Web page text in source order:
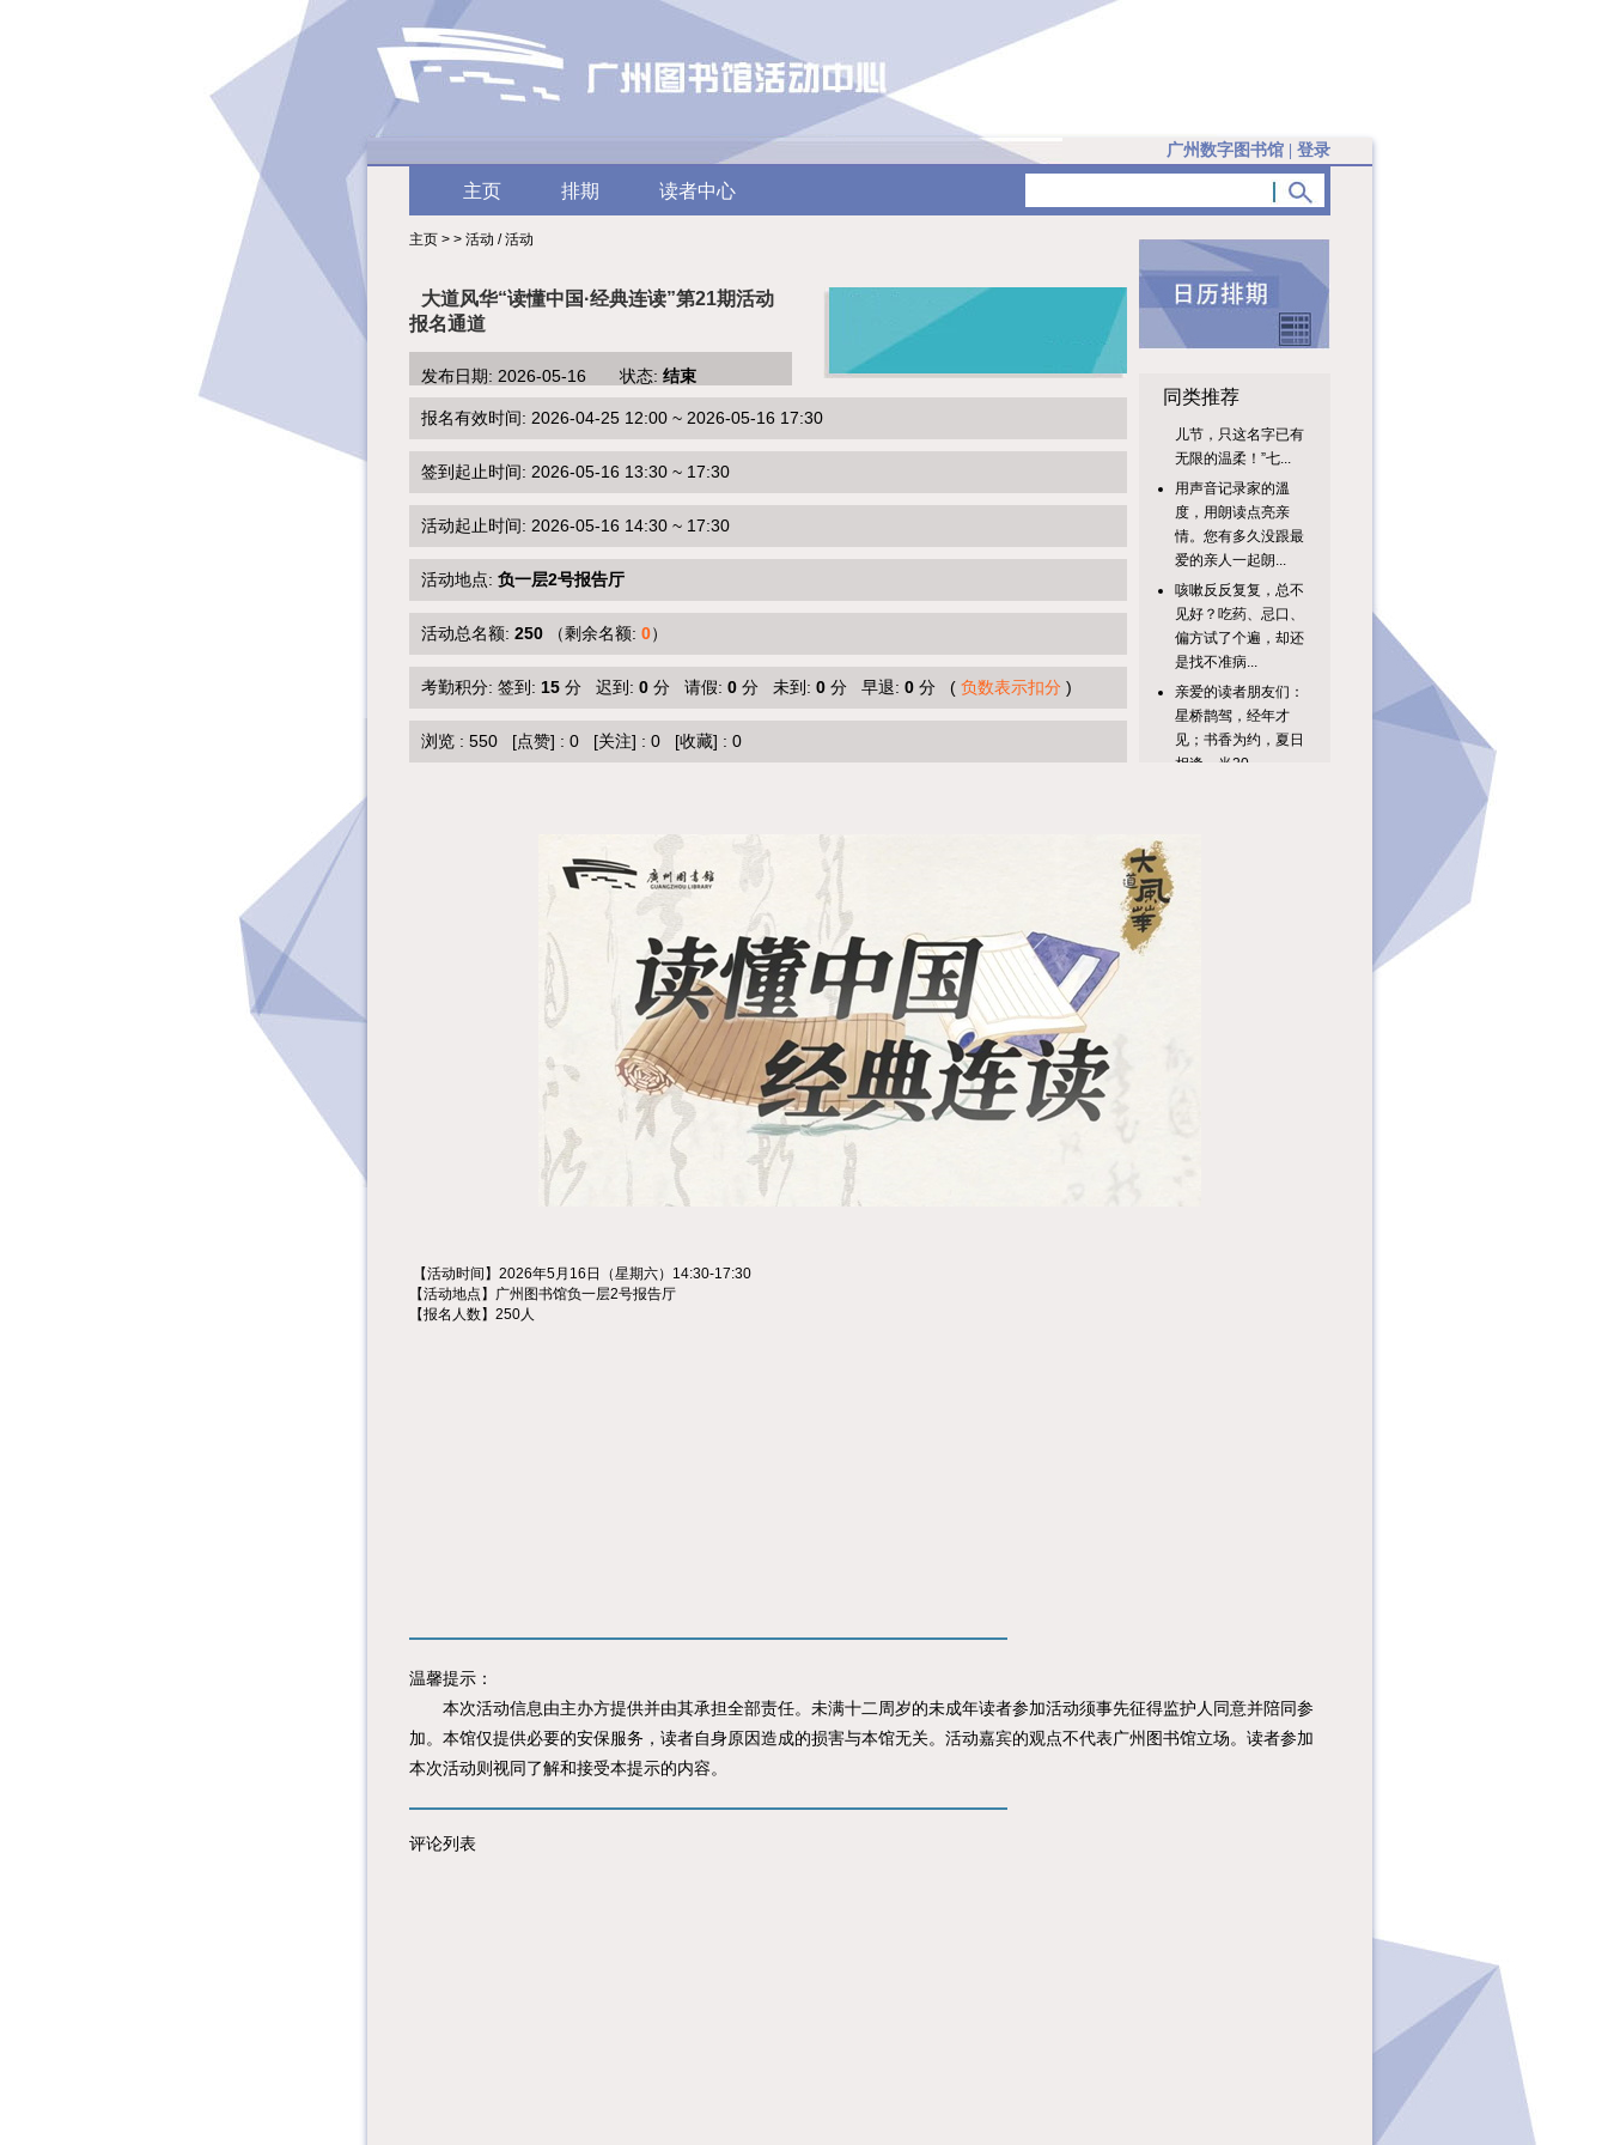
广州数字图书馆 登录
主页 排期 读者中心
主页 > > 活动 / 活动
大道风华“读懂中国·经典连读”第21期活动
报名通道
发布日期: 2026-05-16 状态: 结束
报名有效时间: 2026-04-25 12:00 ~ 2026-05-16 17:30
签到起止时间: 2026-05-16 13:30 ~ 17:30
活动起止时间: 2026-05-16 14:30 ~ 17:30
活动地点: 负一层2号报告厅
活动总名额: 250 （剩余名额: 0）
考勤积分: 签到: 15 分 迟到: 0 分 请假: 0 分 未到: 0 分 早退: 0 分 ( 负数表示扣分 )
浏览 : 550 [点赞] : 0 [关注] : 0 [收藏] : 0
同类推荐
友：“七月七，是女
无限的温柔！”七...
度，用朗读点亮亲
情。您有多久没跟最
爱的亲人一起朗...
见好？吃药、忌口、
偏方试了个遍，却还
是找不准病...
星桥鹊驾，经年才
见；书香为约，夏日
相逢。当20...
数字记录，...
【活动时间】2026年5月16日（星期六）14:30-17:30
【活动地点】广州图书馆负一层2号报告厅
【报名人数】250人
温馨提示：
本次活动信息由主办方提供并由其承担全部责任。未满十二周岁的未成年读者参加活动须事先征得监护人同意并陪同参
加。本馆仅提供必要的安保服务，读者自身原因造成的损害与本馆无关。活动嘉宾的观点不代表广州图书馆立场。读者参加
本次活动则视同了解和接受本提示的内容。
评论列表